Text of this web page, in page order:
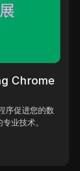
数
掌握
通过这份